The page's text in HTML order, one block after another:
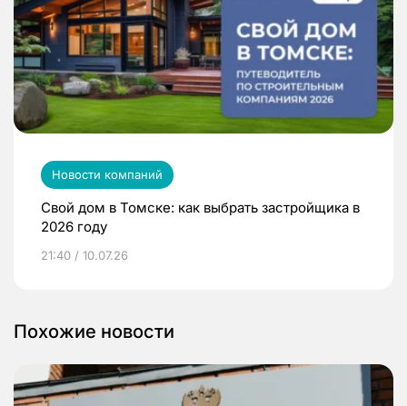
Новости компаний
Свой дом в Томске: как выбрать застройщика в
2026 году
21:40 / 10.07.26
Похожие новости